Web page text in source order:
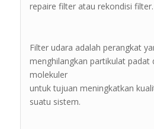
repaire filter atau rekondisi filter.
Filter udara adalah perangkat
menghilangkan partikulat padat
molekuler
untuk tujuan meningkatkan
suatu sistem.